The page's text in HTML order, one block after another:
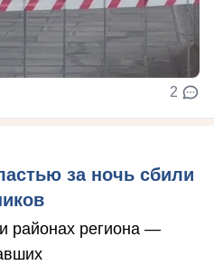
2
за ночь сбили
районах региона —